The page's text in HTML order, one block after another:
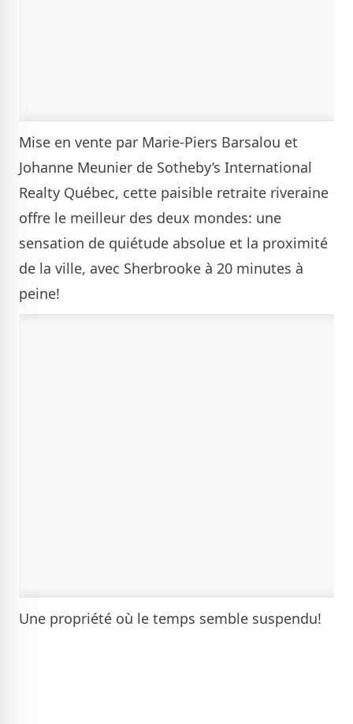
Mise en vente par Marie-Piers Barsalou et
Johanne Meunier de Sotheby’s International
Realty Québec, cette paisible retraite riveraine
offre le meilleur des deux mondes: une
sensation de quiétude absolue et la proximité
de la ville, avec Sherbrooke à 20 minutes à
peine!
Une propriété où le temps semble suspendu!